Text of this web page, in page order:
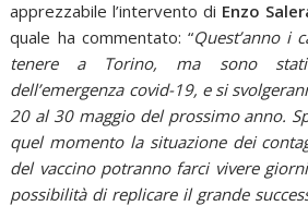
apprezzabile l’intervento di Enzo
quale ha commentato: “Quest’anno i
tenere a Torino, ma sono
dell’emergenza covid-19, e si
20 al 30 maggio del prossimo anno.
quel momento la situazione dei
del vaccino potranno farci vivere
possibilità di replicare il grande